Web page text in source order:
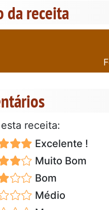
da receita
receita:
Excelente !
Muito Bom
Bom
Médio